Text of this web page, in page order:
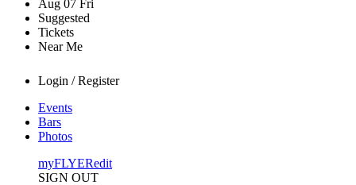
Aug 07 Fri
Suggested
Tickets
Near Me
Login / Register
Events
Bars
Photos
myFLYERedit
SIGN OUT